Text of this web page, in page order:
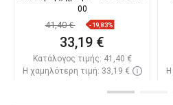
00
41,40 € -19,83%
33,19 €
Κατάλογος τιμής: 41,40 €
Η χαμηλότερη τιμή: 33,19 €
Η